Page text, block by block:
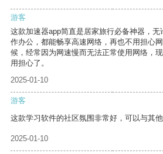
游客
这款加速器app简直是居家旅行必备神器，
作办公，都能畅享高速网络，再也不用担心
候，经常因为网速慢而无法正常使用网络，
用担心了。
2025-01-10
游客
这款学习软件的社区氛围非常好，可以与其
2025-01-10